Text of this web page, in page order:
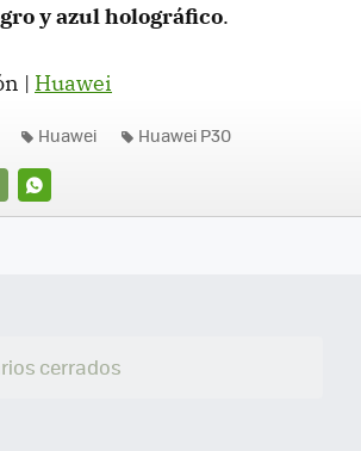
y azul holográfico.
| Huawei
WHATSAPP
Huawei Huawei P30
cerrados